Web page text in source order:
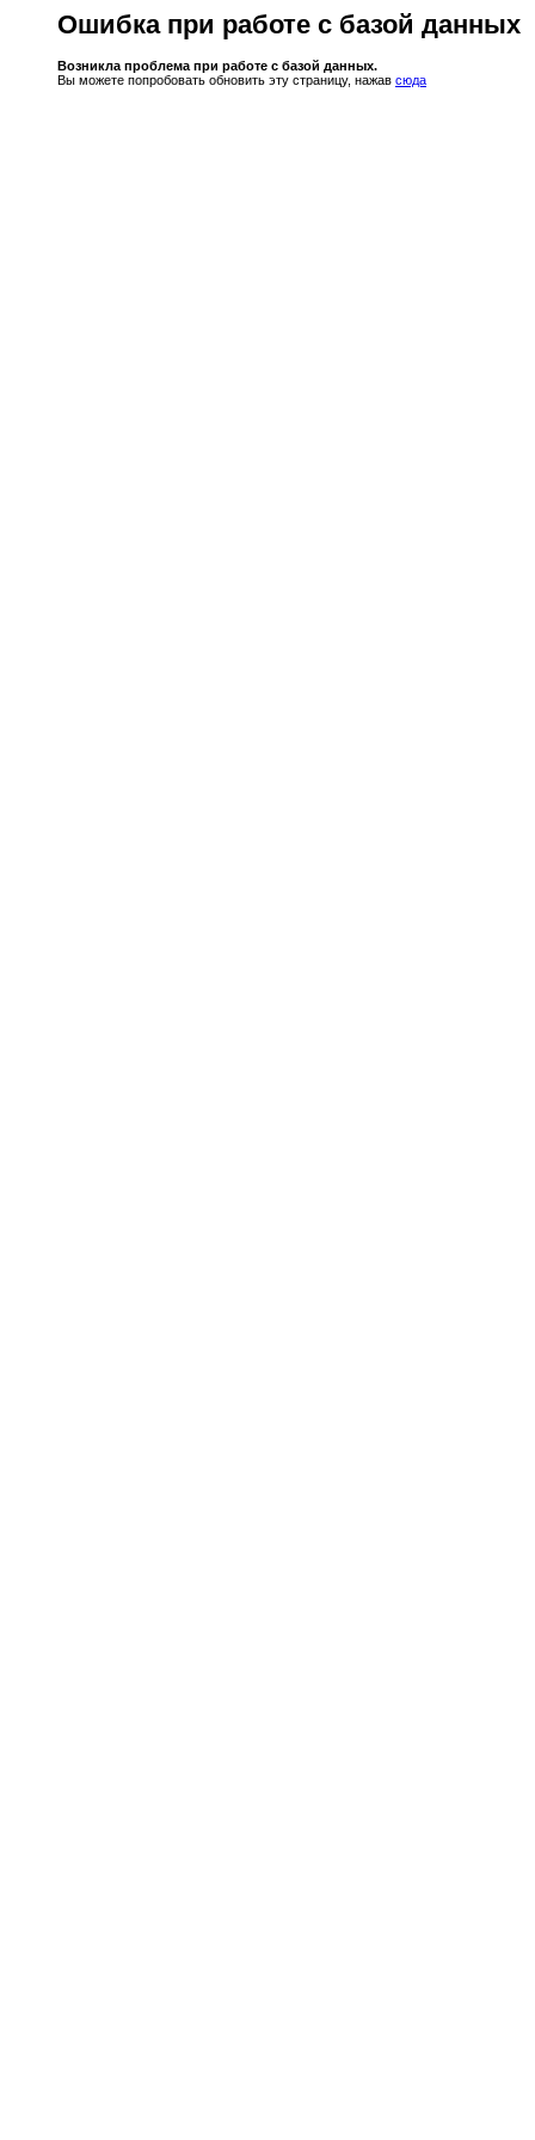
Ошибка при работе с базой данных
Возникла проблема при работе с базой данных.
Вы можете попробовать обновить эту страницу, нажав сюда